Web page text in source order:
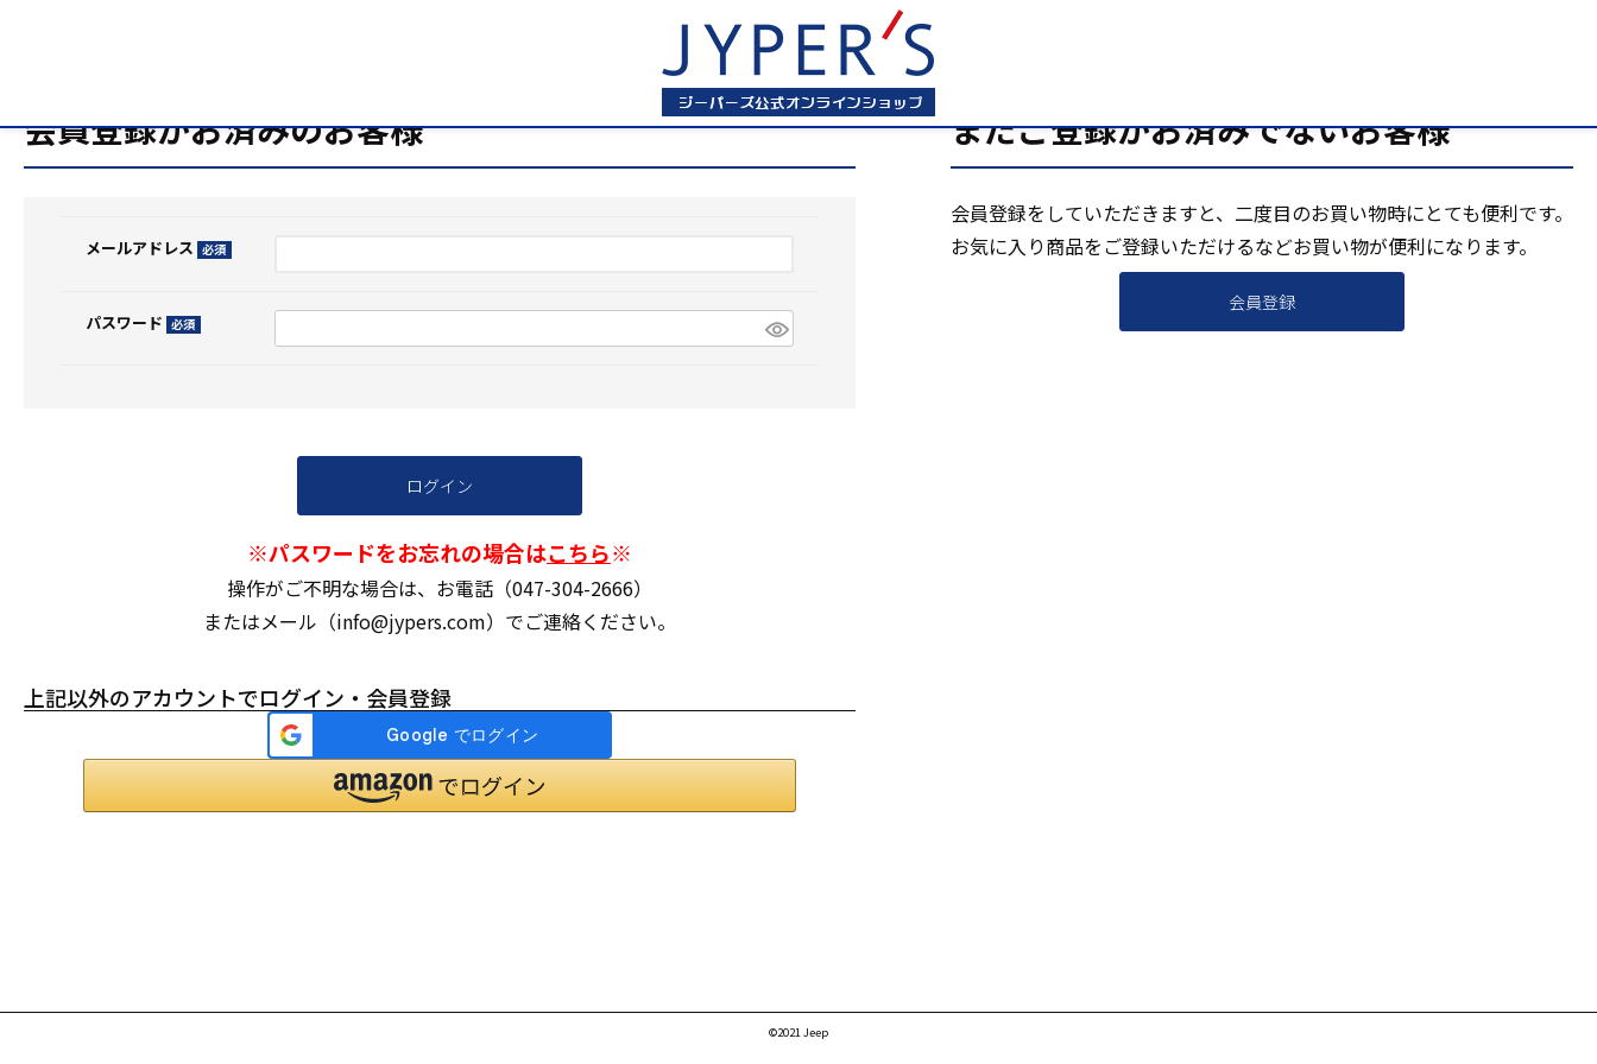
会員登録がお済みのお客様
メールアドレス
パスワード
ログイン
※パスワードをお忘れの場合はこちら※
操作がご不明な場合は、お電話（047-304-2666）
またはメール（info@jypers.com）でご連絡ください。
上記以外のアカウントでログイン・会員登録
まだご登録がお済みでないお客様
会員登録をしていただきますと、二度目のお買い物時にとても便利です。
お気に入り商品をご登録いただけるなどお買い物が便利になります。
会員登録
©2021 Jeep